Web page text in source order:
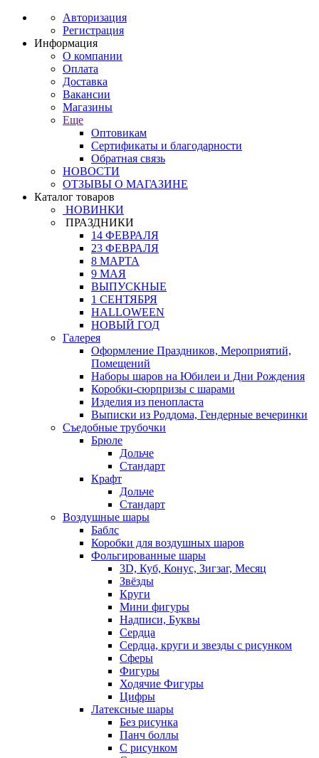
Авторизация
Регистрация
Информация
О компании
Оплата
Доставка
Вакансии
Магазины
Еще
Оптовикам
Сертификаты и благодарности
Обратная связь
НОВОСТИ
ОТЗЫВЫ О МАГАЗИНЕ
Каталог товаров
НОВИНКИ
ПРАЗДНИКИ
14 ФЕВРАЛЯ
23 ФЕВРАЛЯ
8 МАРТА
9 МАЯ
ВЫПУСКНЫЕ
1 СЕНТЯБРЯ
HALLOWEEN
НОВЫЙ ГОД
Галерея
Оформление Праздников, Мероприятий,
Помещений
Наборы шаров на Юбилеи и Дни Рождения
Коробки-сюрпризы с шарами
Изделия из пенопласта
Выписки из Роддома, Гендерные вечеринки
Съедобные трубочки
Брюле
Дольче
Стандарт
Крафт
Дольче
Стандарт
Воздушные шары
Баблс
Коробки для воздушных шаров
Фольгированные шары
3D, Куб, Конус, Зигзаг, Месяц
Звёзды
Круги
Мини фигуры
Надписи, Буквы
Сердца
Сердца, круги и звезды с рисунком
Сферы
Фигуры
Ходячие Фигуры
Цифры
Латексные шары
Без рисунка
Панч боллы
С рисунком